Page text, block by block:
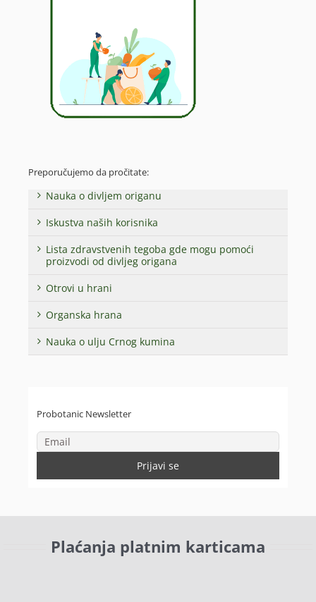
Preporučujemo da pročitate:
Nauka o divljem origanu
Iskustva naših korisnika
Lista zdravstvenih tegoba gde mogu pomoći
proizvodi od divljeg origana
Otrovi u hrani
Organska hrana
Nauka o ulju Crnog kumina
Probotanic Newsletter
Plaćanja platnim karticama